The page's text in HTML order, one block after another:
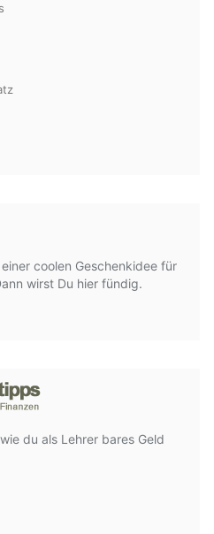
coolen Geschenkidee für
wirst Du hier fündig.
du als Lehrer bares Geld